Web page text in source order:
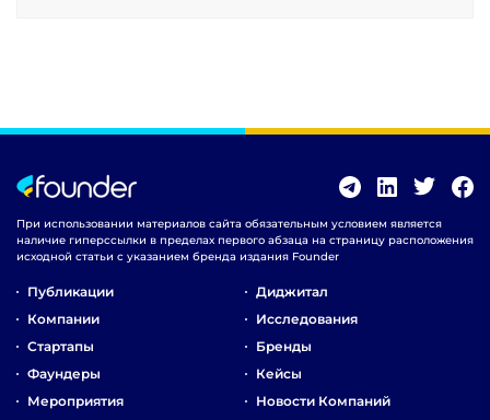
При использовании материалов сайта обязательным условием является
наличие гиперссылки в пределах первого абзаца на страницу расположения
исходной статьи с указанием бренда издания Founder
Публикации
Компании
Стартапы
Фаундеры
Мероприятия
Диджитал
Исследования
Бренды
Кейсы
Новости Компаний